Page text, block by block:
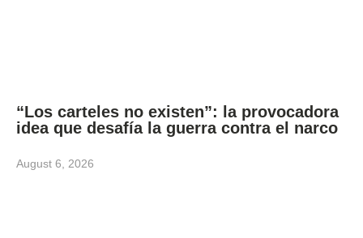
“Los carteles no existen”: la provocadora
idea que desafía la guerra contra el narco
August 6, 2026